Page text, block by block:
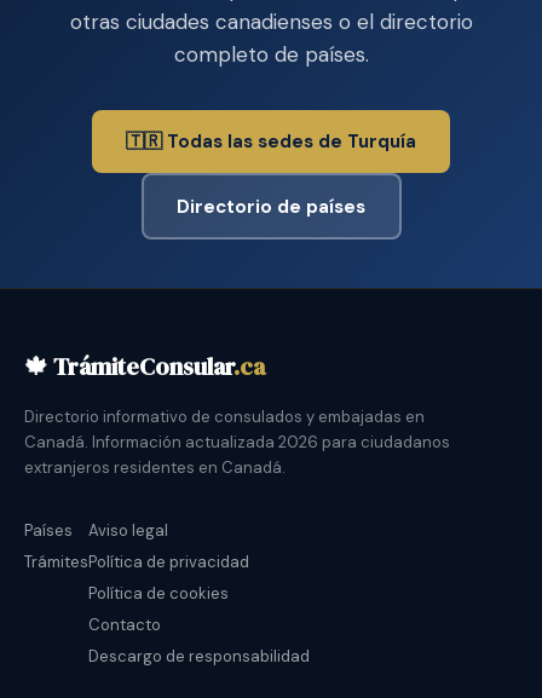
otras ciudades canadienses o el directorio
completo de países.
🇹🇷 Todas las sedes de Turquía
Directorio de países
🍁 TrámiteConsular.ca
Directorio informativo de consulados y embajadas en
Canadá. Información actualizada 2026 para ciudadanos
extranjeros residentes en Canadá.
Países
Trámites
Aviso legal
Política de privacidad
Política de cookies
Contacto
Descargo de responsabilidad